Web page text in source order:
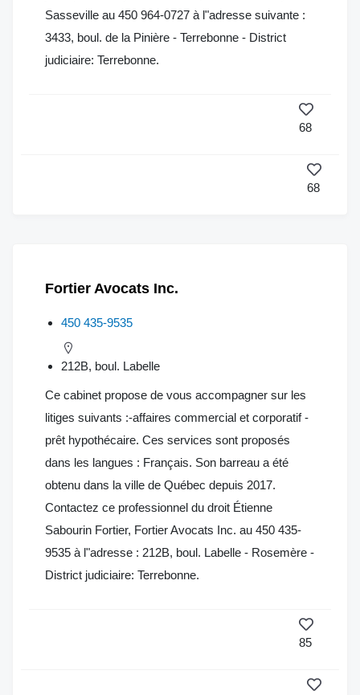
Sasseville au 450 964-0727 à l"adresse suivante :
3433, boul. de la Pinière - Terrebonne - District
judiciaire: Terrebonne.
68
68
Fortier Avocats Inc.
450 435-9535
212B, boul. Labelle
Ce cabinet propose de vous accompagner sur les
litiges suivants :-affaires commercial et corporatif -
prêt hypothécaire. Ces services sont proposés
dans les langues : Français. Son barreau a été
obtenu dans la ville de Québec depuis 2017.
Contactez ce professionnel du droit Étienne
Sabourin Fortier, Fortier Avocats Inc. au 450 435-
9535 à l"adresse : 212B, boul. Labelle - Rosemère -
District judiciaire: Terrebonne.
85